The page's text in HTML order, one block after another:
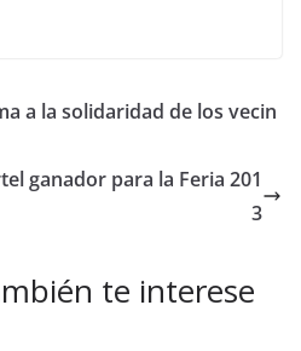
a la solidaridad de los vecin
ganador para la Feria 201
3
te interese